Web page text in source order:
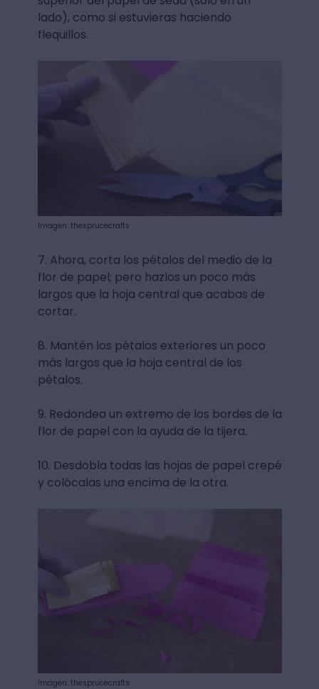
lado), como si estuvieras haciendo
flequillos.
Imagen: thesprucecrafts
7. Ahora, corta los pétalos del medio de la
flor de papel; pero hazlos un poco más
largos que la hoja central que acabas de
cortar.
8. Mantén los pétalos exteriores un poco
más largos que la hoja central de los
pétalos.
9. Redondea un extremo de los bordes de la
flor de papel con la ayuda de la tijera.
10. Desdobla todas las hojas de papel crepé
y colócalas una encima de la otra.
Imagen: thesprucecrafts